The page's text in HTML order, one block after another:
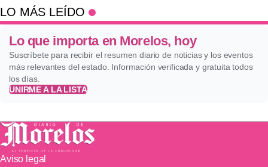
LO MÁS LEÍDO
Lo que importa en Morelos, hoy
Suscríbete para recibir el resumen diario de noticias y los eventos
más relevantes del estado. Información verificada y gratuita todos
los días.
UNIRME A LA LISTA
Aviso legal